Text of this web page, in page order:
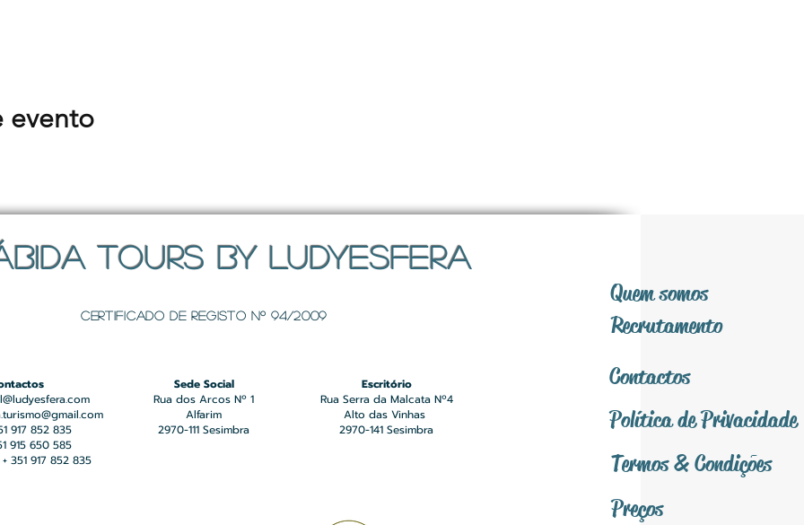
evento
TOURS BY LUDYESFERA
Certificado de registo Nº 94/2009
Quem somos
Recrutamento
Contactos
917 852 835
915 650 585
351 917 852 835
Sede Social
Rua dos Arcos Nº 1
Alfarim
2970-111 Sesimbra
Escritório
Rua Serra da Malcata Nº4
Alto das Vinhas
2970-141 Sesimbra
Políticade Privacidade
Termos &Condições
Preços